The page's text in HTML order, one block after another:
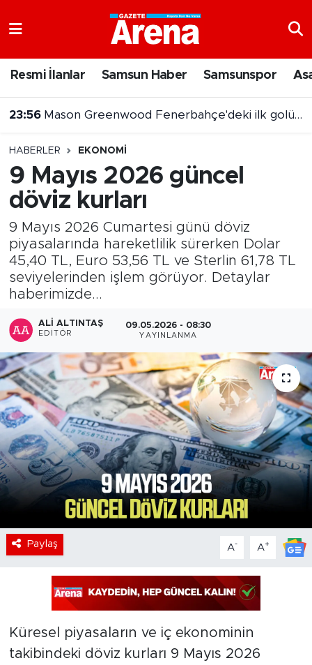
Resmi İlanlar Samsun Haber Samsunspor
23:56 Mason Greenwood Fenerbahçe'deki ilk golünü attı
HABERLER EKONOMI
9 Mayıs 2026 güncel
döviz kurları
9 Mayıs 2026 Cumartesi günü döviz
piyasalarında hareketlilik sürerken Dolar
45,40 TL, Euro 53,56 TL ve Sterlin 61,78 TL
seviyelerinden işlem görüyor. Detaylar
haberimizde...
ALI ALTINTAŞ
EDITÖR
09.05.2026 - 08:30
YAYINLANMA
Paylaş A- A+
Küresel piyasaların ve iç ekonominin
takibindeki döviz kurları 9 Mayıs 2026
Süper Lig Puan Durumu ve Fikstür
Tüm Manşetler
Son Dakika Haberleri
Haber Arşivi